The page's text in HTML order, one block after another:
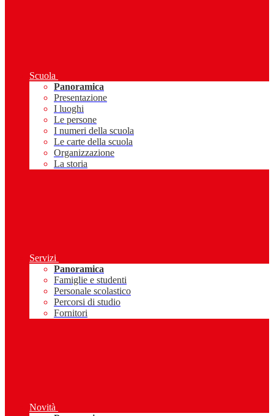
Scuola
Panoramica
Presentazione
I luoghi
Le persone
I numeri della scuola
Le carte della scuola
Organizzazione
La storia
Servizi
Panoramica
Famiglie e studenti
Personale scolastico
Percorsi di studio
Fornitori
Novità